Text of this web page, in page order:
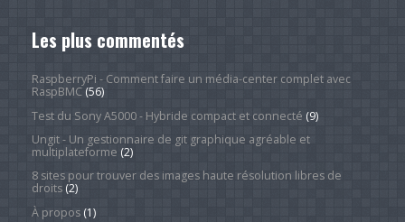
Les plus commentés
RaspberryPi - Comment faire un média-center complet avec
RaspBMC(56)
Test du Sony A5000 - Hybride compact et connecté (9)
Ungit - Un gestionnaire de git graphique agréable et
multiplateforme (2)
8 sites pour trouver des images haute résolution libres de
droits(2)
À propos(1)